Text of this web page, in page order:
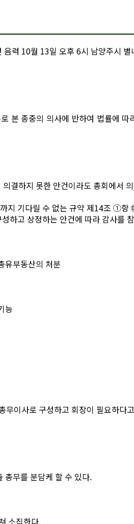
음력 10월 13일 오후 6시 남양주시
본 종중의 의사에 반하여 법률에
결하지 못한 안건이라도 총회에서
지 기다릴 수 없는 규약 제14조 ①
하고 상정하는 안건에 따라 감사를
유부동산의 처분
능
무이사로 구성하고 회장이 필요하다
무를 분담케 할 수 있다.
소집한다.